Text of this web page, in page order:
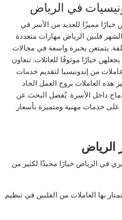
في الرياض
خيارًا مميزًا للعديد من الأسر في
فلبين الرياض مهارات متعددة
يتمتعن بخبرة واسعة في مجالات
خيارًا موثوقًا للعائلات. تتعاون
من إندونيسيا لتقديم خدمات
هذه العاملات بروح العمل الجاد
داخل الأسرة. يُفضل البحث عن
خدمات مهنية ومتميزة بأسعار
الرياض
في الرياض خيارًا محبذًا لكثير من
بها العاملات من الفلبين في تنظيم